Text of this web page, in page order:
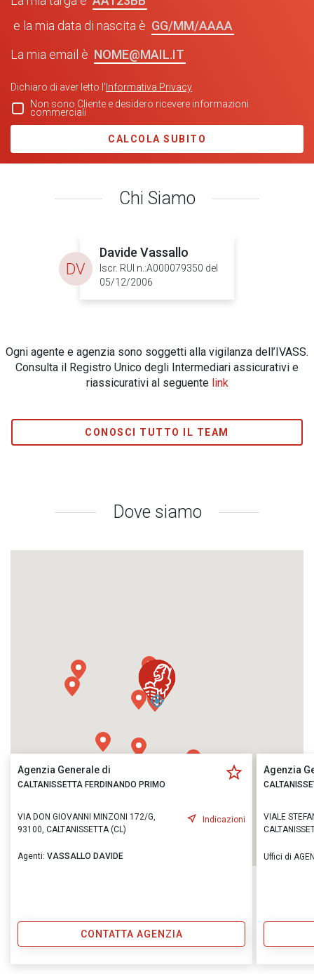
e la mia data di nascita è
GG/MM/AAAA
La mia email è NOME@MAIL.IT
Dichiaro di aver letto l' Informativa Privacy
Non sono Cliente e desidero ricevere informazioni
commerciali
CALCOLA SUBITO
Chi Siamo
Davide Vassallo
Iscr. RUI n.:A000079350 del
05/12/2006
DV
Ogni agente e agenzia sono soggetti alla vigilanza dell’IVASS.
Consulta il Registro Unico degli Intermediari assicurativi e
riassicurativi al seguente link
CONOSCI TUTTO IL TEAM
Dove siamo
Agenzia Generale di
CALTANISSETTA FERDINANDO PRIMO
VIA DON GIOVANNI MINZONI 172/G,
93100, CALTANISSETTA (CL)
Indicazioni
Agenti: VASSALLO DAVIDE
CONTATTA AGENZIA
Agenzia
VIALE
Uffici di